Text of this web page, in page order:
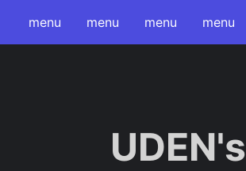
menu menu menu menu
UDEN's